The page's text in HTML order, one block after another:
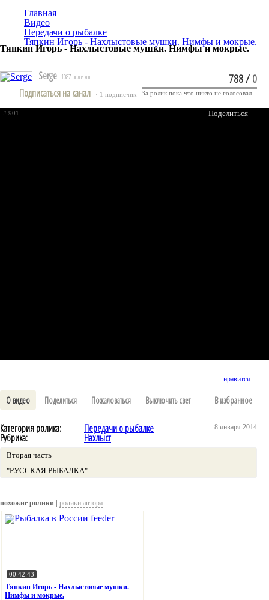
Главная
Видео
Передачи о рыбалке
Тяпкин Игорь - Нахлыстовые мушки. Нимфы и мокрые.
Тяпкин Игорь - Нахлыстовые мушки. Нимфы и мокрые.
Serge · 1087 роликов
Подписаться на канал · 1 подписчик
# 901 Поделиться
788/0
За ролик пока что никто не голосовал...
нравится
О видео Поделиться Пожаловаться Выключить свет В избранное
Категория ролика: Передачи о рыбалке
Рубрика: Нахлыст
Вторая часть
"РУССКАЯ РЫБАЛКА"
8 января 2014
похожие ролики | ролики автора
00:42:43
Тяпкин Игорь - Нахлыстовые мушки.
Нимфы и мокрые.